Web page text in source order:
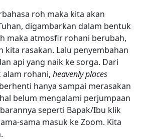
roh maka kita akan
digambarkan dalam bentuk
maka atmosfir rohani berubah,
kita rasakan. Lalu penyembahan
api yang naik ke sorga. Dari
alam rohani, heavenly places
hanya sampai merasakan
belum mengalami perjumpaan
seperti Bapak/Ibu klik
sama masuk ke Zoom. Kita